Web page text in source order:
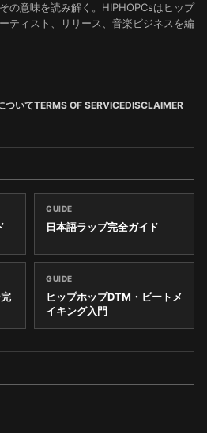
の意味を読み解く。HIPHOPCsはヒップ
ティスト、リリース、音楽ビジネスを編
ついてTERMS OF SERVICEDISCLAIMER
GUIDE
日本語ラップ完全ガイド
GUIDE
ヒップホップDTM・ビートメ
イキング入門